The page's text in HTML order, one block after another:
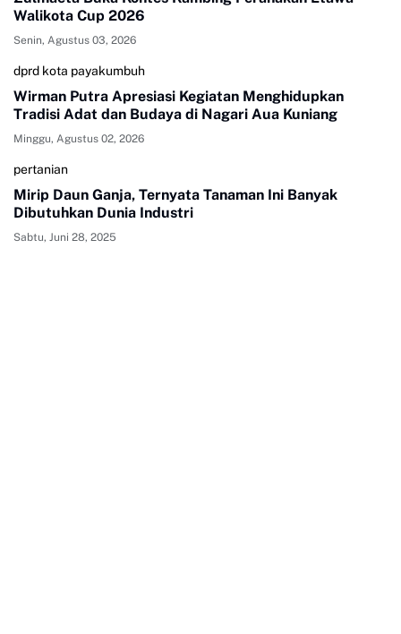
Walikota Cup 2026
Senin, Agustus 03, 2026
dprd kota payakumbuh
Wirman Putra Apresiasi Kegiatan Menghidupkan
Tradisi Adat dan Budaya di Nagari Aua Kuniang
Minggu, Agustus 02, 2026
pertanian
Mirip Daun Ganja, Ternyata Tanaman Ini Banyak
Dibutuhkan Dunia Industri
Sabtu, Juni 28, 2025